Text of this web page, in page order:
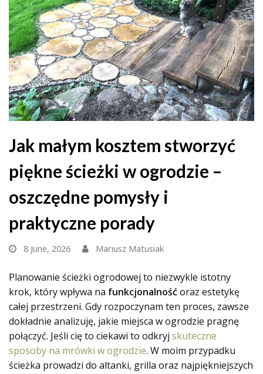
Jak małym kosztem stworzyć
piękne ścieżki w ogrodzie –
oszczędne pomysły i
praktyczne porady
8 June, 2026 Mariusz Matusiak
Planowanie ścieżki ogrodowej to niezwykle istotny
krok, który wpływa na funkcjonalnośćoraz estetykę
całej przestrzeni. Gdy rozpoczynam ten proces, zawsze
dokładnie analizuję, jakie miejsca w ogrodzie pragnę
połączyć. Jeśli cię to ciekawi to odkryj skuteczne
sposoby na mrówki w ogrodzie. W moim przypadku
ścieżka prowadzi do altanki, grilla oraz najpiękniejszych